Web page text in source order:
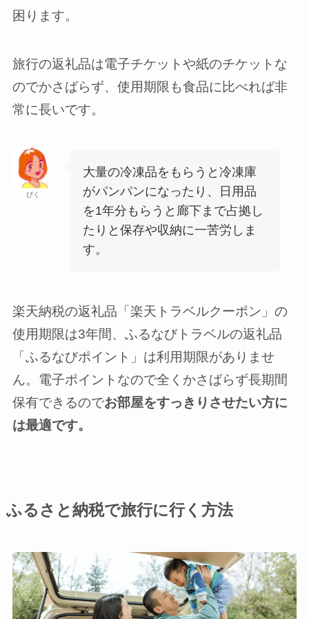
困ります。
旅行の返礼品は電子チケットや紙のチケットな
のでかさばらず、使用期限も食品に比べれば非
常に長いです。
ぴく
大量の冷凍品をもらうと冷凍庫
がパンパンになったり、日用品
を1年分もらうと廊下まで占拠し
たりと保存や収納に一苦労しま
す。
楽天納税の返礼品「楽天トラベルクーポン」の
使用期限は3年間、ふるなびトラベルの返礼品
「ふるなびポイント」は利用期限がありませ
ん。電子ポイントなので全くかさばらず長期間
保有できるのでお部屋をすっきりさせたい方に
は最適です。
ふるさと納税で旅行に行く方法